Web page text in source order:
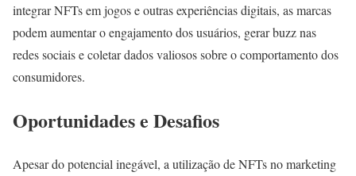
integrar NFTs em jogos e outras experiências digitais, as marcas
podem aumentar o engajamento dos usuários, gerar buzz nas
redes sociais e coletar dados valiosos sobre o comportamento dos
consumidores.
Oportunidades e Desafios
Apesar do potencial inegável, a utilização de NFTs no marketing